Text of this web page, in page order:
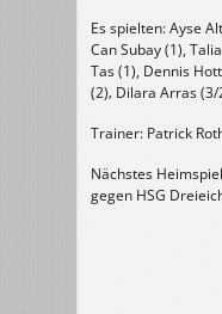
Es spielten: Ayse
Can Subay (1),
Tas (1), Dennis
(2)‚ Dilara Arras
Trainer: Patrick
Nächstes
gegen HSG